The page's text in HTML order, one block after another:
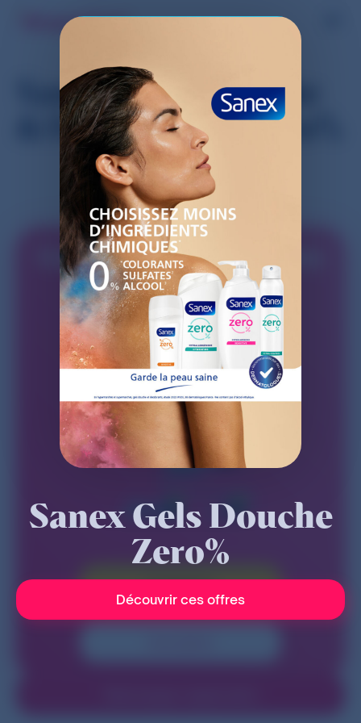
Sanex Gels Douche
& Déodorants Zero%
Commencez à faire des
économies avec
Shopmium
Sanex Gels Douche
Zero%
Découvrir ces offres